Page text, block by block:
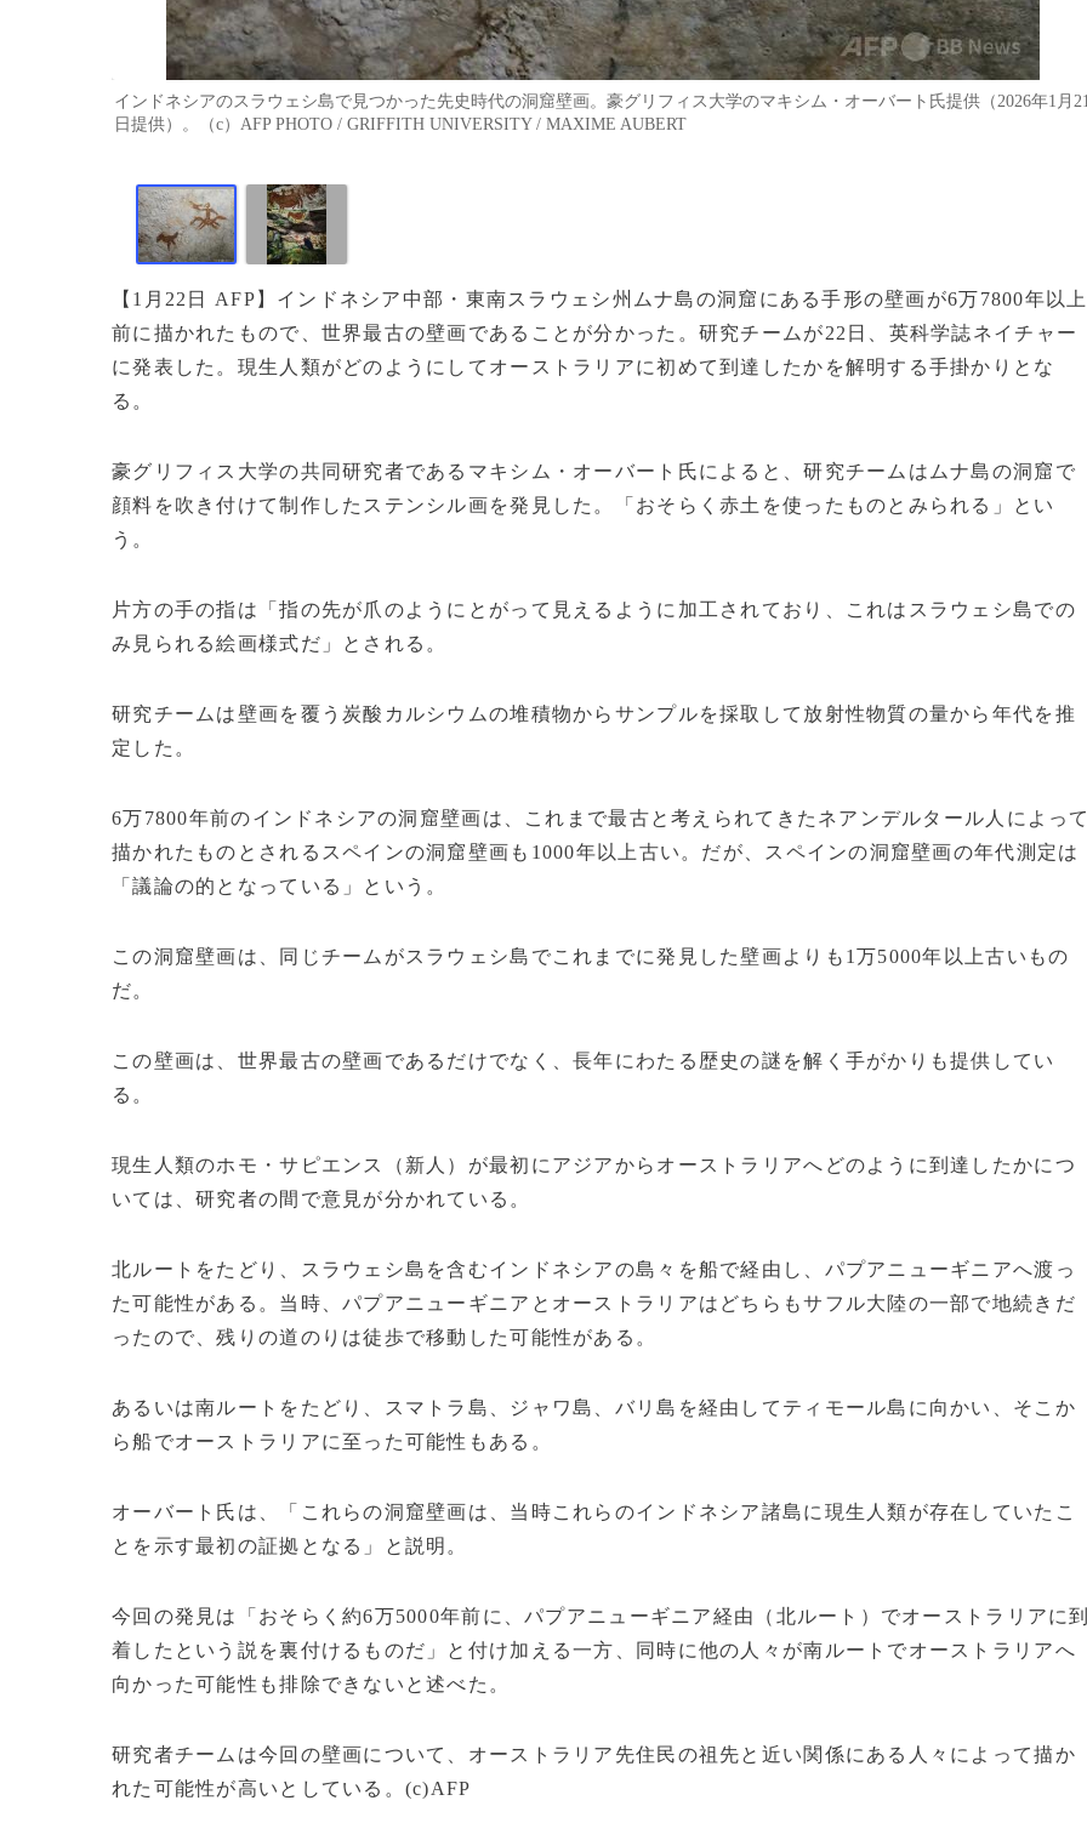
インドネシアのスラウェシ島で見つかった先史時代の洞窟壁画。豪グリフィス大学のマキシム・オーバート氏提供（2026年1月
日提供）。（c）AFP PHOTO / GRIFFITH UNIVERSITY / MAXIME AUBERT
【1月22日 AFP】インドネシア中部・東南スラウェシ州ムナ島の洞窟にある手形の壁画が6万7800年以上
前に描かれたもので、世界最古の壁画であることが分かった。研究チームが22日、英科学誌ネイチャー
に発表した。現生人類がどのようにしてオーストラリアに初めて到達したかを解明する手掛かりとな
る。
豪グリフィス大学の共同研究者であるマキシム・オーバート氏によると、研究チームはムナ島の洞窟で
顔料を吹き付けて制作したステンシル画を発見した。「おそらく赤土を使ったものとみられる」とい
う。
片方の手の指は「指の先が爪のようにとがって見えるように加工されており、これはスラウェシ島での
み見られる絵画様式だ」とされる。
研究チームは壁画を覆う炭酸カルシウムの堆積物からサンプルを採取して放射性物質の量から年代を推
定した。
6万7800年前のインドネシアの洞窟壁画は、これまで最古と考えられてきたネアンデルタール人によっ
描かれたものとされるスペインの洞窟壁画も1000年以上古い。だが、スペインの洞窟壁画の年代測定は
「議論の的となっている」という。
この洞窟壁画は、同じチームがスラウェシ島でこれまでに発見した壁画よりも1万5000年以上古いもの
だ。
この壁画は、世界最古の壁画であるだけでなく、長年にわたる歴史の謎を解く手がかりも提供してい
る。
現生人類のホモ・サピエンス（新人）が最初にアジアからオーストラリアへどのように到達したかにつ
いては、研究者の間で意見が分かれている。
北ルートをたどり、スラウェシ島を含むインドネシアの島々を船で経由し、パプアニューギニアへ渡っ
た可能性がある。当時、パプアニューギニアとオーストラリアはどちらもサフル大陸の一部で地続きだ
ったので、残りの道のりは徒歩で移動した可能性がある。
あるいは南ルートをたどり、スマトラ島、ジャワ島、バリ島を経由してティモール島に向かい、そこか
ら船でオーストラリアに至った可能性もある。
オーバート氏は、「これらの洞窟壁画は、当時これらのインドネシア諸島に現生人類が存在していたこ
とを示す最初の証拠となる」と説明。
今回の発見は「おそらく約6万5000年前に、パプアニューギニア経由（北ルート）でオーストラリアに
着したという説を裏付けるものだ」と付け加える一方、同時に他の人々が南ルートでオーストラリアへ
向かった可能性も排除できないと述べた。
研究者チームは今回の壁画について、オーストラリア先住民の祖先と近い関係にある人々によって描か
れた可能性が高いとしている。(c)AFP